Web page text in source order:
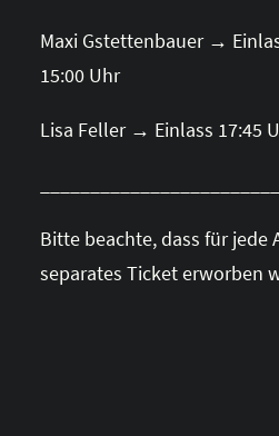
Maxi Gstettenbauer →
15:00 Uhr
Lisa Feller → Einlass 17:45
Bitte beachte, dass für jede
separates Ticket erworben